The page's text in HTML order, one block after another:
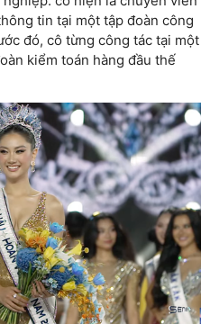
tin tại một tập đoàn công
đó, cô từng công tác tại một
kiểm toán hàng đầu thế